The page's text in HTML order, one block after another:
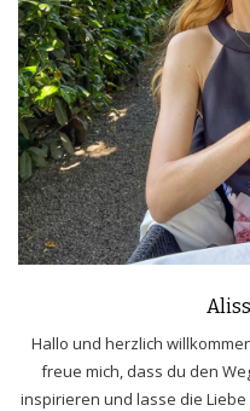
Hallo und herzlich
freue mich, dass du den
inspirieren und lasse die